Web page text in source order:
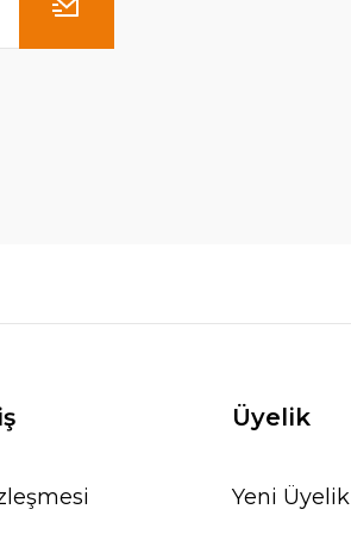
Üyelik
Yeni Üyelik